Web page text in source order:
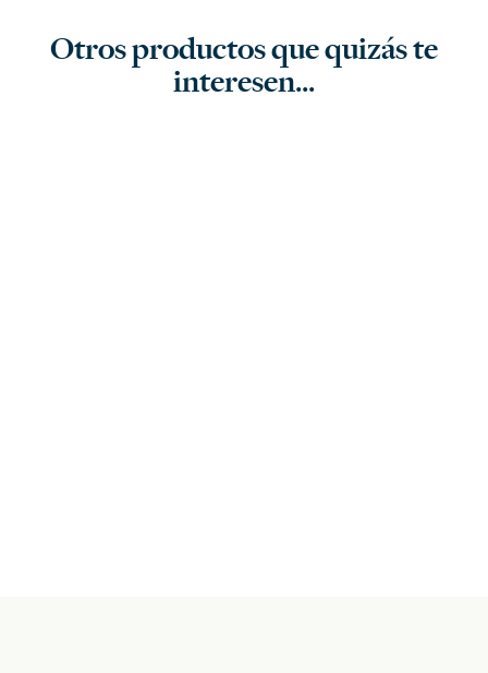
Otros productos que quizás te
interesen...